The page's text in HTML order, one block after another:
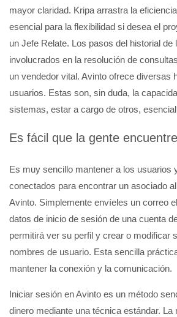
mayor claridad. Kripa arrastra la
esencial para la flexibilidad si desea el
un Jefe Relate. Los pasos del historial de
involucrados en la resolución de
un vendedor vital. Avinto ofrece diversas
usuarios. Estas son, sin duda, la
sistemas, estar a cargo de otros,
Es fácil que la gente
Es muy sencillo mantener a los usuarios
conectados para encontrar un asociado
Avinto. Simplemente envíeles un correo
datos de inicio de sesión de una cuenta
permitirá ver su perfil y crear o modificar
nombres de usuario. Esta sencilla
mantener la conexión y la comunicación.
Iniciar sesión en Avinto es un método
dinero mediante una técnica estándar.